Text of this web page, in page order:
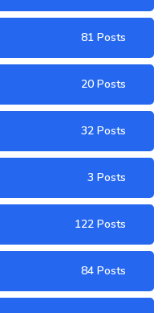
81 Posts
20 Posts
32 Posts
3 Posts
122 Posts
84 Posts